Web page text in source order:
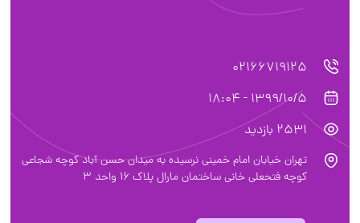
02166719125
1399/10/5 - 18:04
2531 بازدید
تهران خیابان امام خمینی نرسیده به میدان حسن آباد کوچه شجاعی
کوچه فتحعلی خانی ساختمان مارال پلاک 16 واحد 3